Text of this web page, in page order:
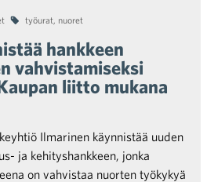
työurat, nuoret
hankkeen
vahvistamiseksi
liitto mukana
Ilmarinen käynnistää uuden
ja kehityshankkeen, jonka
on vahvistaa nuorten työkykyä